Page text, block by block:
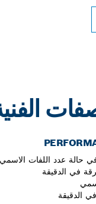
حالة عدد اللفات الاسمي